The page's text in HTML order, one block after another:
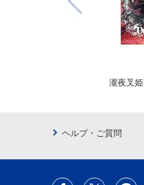
瀧夜叉姫
ヘルプ・ご質問